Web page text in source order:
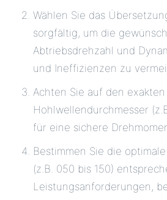
Wählen Sie das
sorgfältig, um die
Abtriebsdrehzahl und
und Ineffizienzen zu
Achten Sie auf den exakten
Hohlwellendurchmesser
für eine sichere
Bestimmen Sie die
(z.B. 050 bis 150)
Leistungsanforderungen,